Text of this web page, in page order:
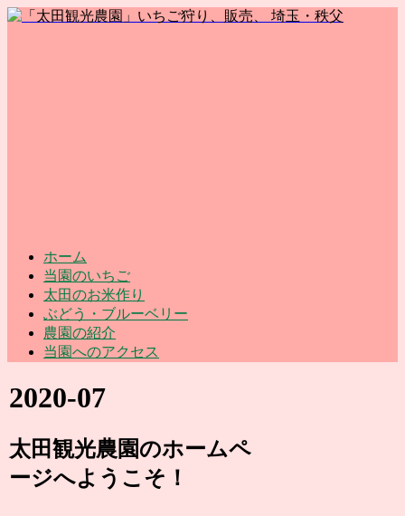
ホーム
当園のいちご
太田のお米作り
ぶどう・ブルーベリー
農園の紹介
当園へのアクセス
2020-07
太田観光農園のホームペ
ージへようこそ！